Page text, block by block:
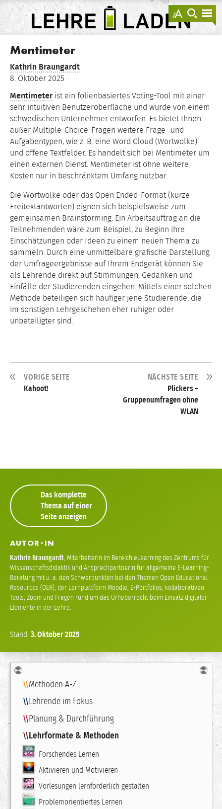
anzeigen
zur
Suche
LEHRE
Mentimeter
Kathrin Braungardt
8. Oktober 2025
Mentimeterist ein folienbasiertes Voting-Tool mit einer
sehr intuitiven Benutzeroberfläche und wurde von einem
schwedischen Unternehmer entworfen. Es bietet Ihnen
außer Multiple-Choice-Fragen weitere Frage- und
Aufgabentypen, wie z. B. eine Word Cloud (Wortwolke)
und offene Textfelder. Es handelt sich bei Mentimeter um
einen externen Dienst. Mentimeter ist ohne weitere
Kosten nur in beschränktem Umfang nutzbar.
Die Wortwolke oder das Open Ended-Format (kurze
Freitextantworten) eignen sich beispielsweise zum
gemeinsamen Brainstorming. Ein Arbeitsauftrag an die
Teilnehmenden wäre zum Beispiel, zu Beginn ihre
Einschätzungen oder Ideen zu einem neuen Thema zu
sammeln. Durch eine unmittelbare grafische Darstellung
der Umfrageergebnisse auf Ihrem Endgerät können Sie
als Lehrende direkt auf Stimmungen, Gedanken und
Einfälle der Studierenden eingehen. Mittels einer solchen
Methode beteiligen sich häufiger jene Studierende, die
im sonstigen Lehrgeschehen eher ruhiger oder
unbeteiligter sind.
VORIGE SEITE
Kahoot!
NÄCHSTE SEITE
Plickers –
Gruppenumfragen ohne
WLAN
Das komplette
Thema auf einer
Seite anzeigen
AUTOR* IN
Kathrin Braungardt, Mitarbeiterin im Bereich eLearning des Zentrums für
Wissenschaftsdidaktik und Ansprechpartnerin für allgemeine E-Learning-
Beratung mit u. a. den Schwerpunkten bei den Themen Open Educational
Resources (OER), der Lernplattform Moodle, E-Portfolios, kollaborativen
Tools, Zoom und Fragen rund um das Urheberrecht beim Einsatz digitaler
Elemente in der Lehre.
Stand: 3.Oktober2025
Navigation
Methoden A-Z
Lehrende im Fokus
Planung & Durchführung
Lehrformate & Methoden
Forschendes Lernen
Aktivieren und Motivieren
Vorlesungen lernförderlich gestalten
Problemorientiertes Lernen